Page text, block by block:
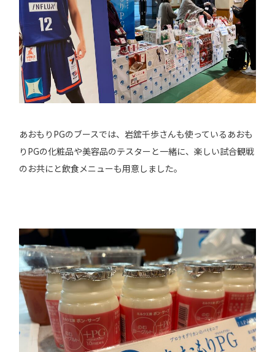
あおもりPGのブースでは、岩舘千歩さんも使っているあおも
りPGの化粧品や美容品のテスターと一緒に、楽しい試合観戦
のお共にと飲食メニューも用意しました。